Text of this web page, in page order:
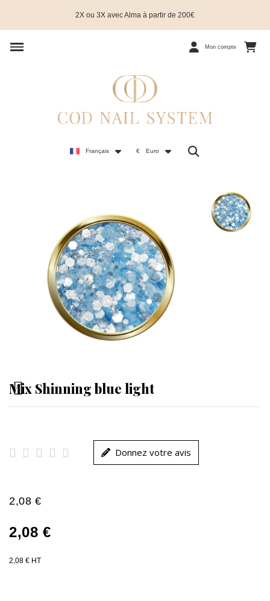
2X ou 3X avec Alma à partir de 200€
Mon compte
Français € Euro
Mix Shinning blue light
     Donnez votre avis
2,08 €
2,08 €
2,08 € HT